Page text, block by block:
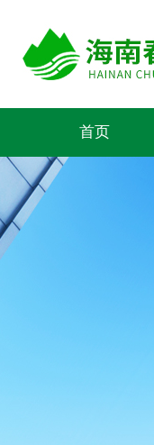
首页